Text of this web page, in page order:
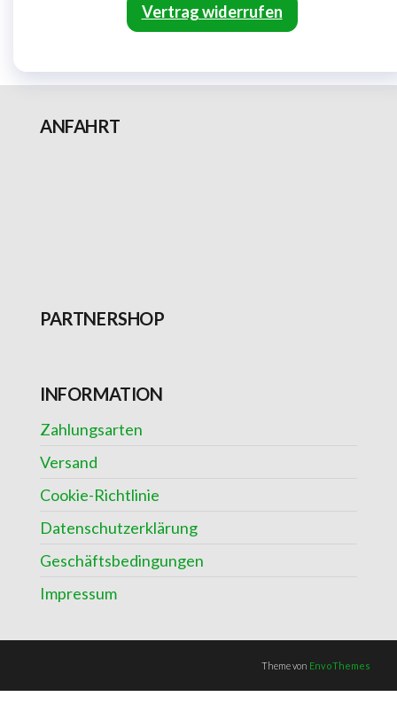
Vertrag widerrufen
ANFAHRT
PARTNERSHOP
INFORMATION
Zahlungsarten
Versand
Cookie-Richtlinie
Datenschutzerklärung
Geschäftsbedingungen
Impressum
Theme von EnvoThemes